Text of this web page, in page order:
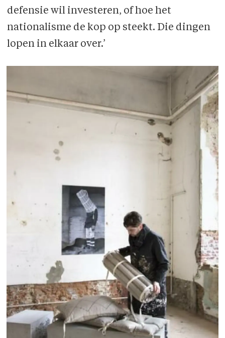
defensie wil investeren, of hoe het
nationalisme de kop op steekt. Die dingen
lopen in elkaar over.’